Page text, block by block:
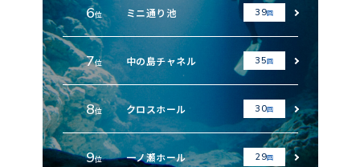
6位 ミニ通り池 39回
7位 中の島チャネル 35回
8位 クロスホール 30回
9位 一ノ瀬ホール 29回